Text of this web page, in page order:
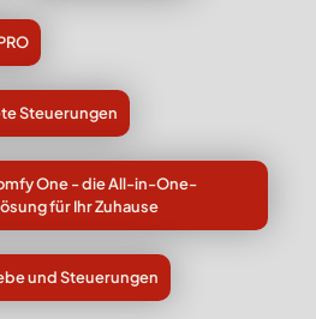
Steuerungen
One - die All-in-One-
für Ihr Zuhause
und Steuerungen